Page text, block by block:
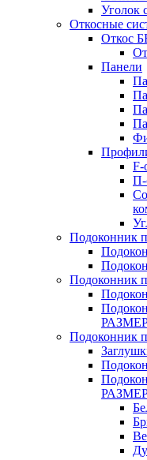
Уголок
Откосные
Откос
Панели
Подоконник
Подоконник
Подоконник